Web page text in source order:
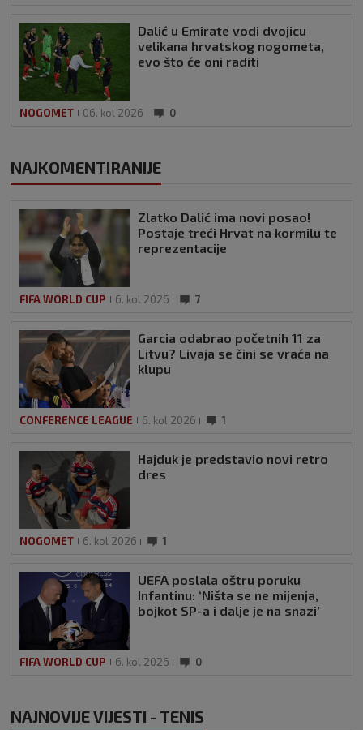
Dalić u Emirate vodi dvojicu
velikana hrvatskog nogometa,
evo što će oni raditi
NOGOMET 06. kol 2026 0
NAJKOMENTIRANIJE
Zlatko Dalić ima novi posao!
Postaje treći Hrvat na kormilu te
reprezentacije
FIFA WORLD CUP 6. kol 2026 7
Garcia odabrao početnih 11 za
Litvu? Livaja se čini se vraća na
klupu
CONFERENCE LEAGUE 6. kol 2026 1
Hajduk je predstavio novi retro
dres
NOGOMET 6. kol 2026 1
UEFA poslala oštru poruku
Infantinu: ‘Ništa se ne mijenja,
bojkot SP-a i dalje je na snazi’
FIFA WORLD CUP 6. kol 2026 0
NAJNOVIJE VIJESTI - TENIS